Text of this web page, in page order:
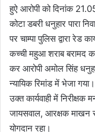
हुऐ आरोपी को दिनांक
कोटा डबरी धनुहार पारा
पर चाम्पा पुलिस द्वारा रेड
कच्ची महुआ शराब बरामद
कर आरोपी अमोल सिंह
न्यायिक रिमांड में भेजा गया।
उक्त कार्यवाही में निरीक्षक
जायसवाल, आरक्षक माखन
योगदान रहा।